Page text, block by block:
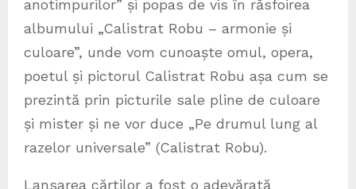
anotimpurilor” și popas de vis în răsfoirea
albumului „Calistrat Robu – armonie și
culoare”, unde vom cunoaște omul, opera,
poetul și pictorul Calistrat Robu așa cum se
prezintă prin picturile sale pline de culoare
și mister și ne vor duce „Pe drumul lung al
razelor universale” (Calistrat Robu).
Lansarea cărților a fost o adevărată